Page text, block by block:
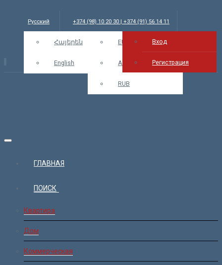
Русский
Հայերեն
English
+374 (98) 10 20 30 | +374 (91) 56 14 11
info@bars.am USD EUR
AMD
RUB
Вход Вход
Регистрация
ГЛАВНАЯ
ПОИСК
Квартира
Дом
Коммерческая